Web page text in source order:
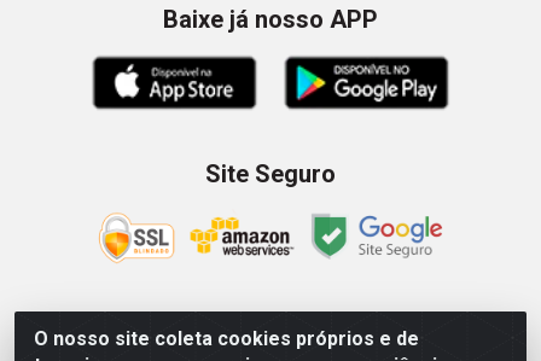
O nosso site coleta cookies próprios e de
Baixe já nosso APP
Site Seguro
Zein Importação e Comércio LTDA - Av. Senador Queiróz, 274